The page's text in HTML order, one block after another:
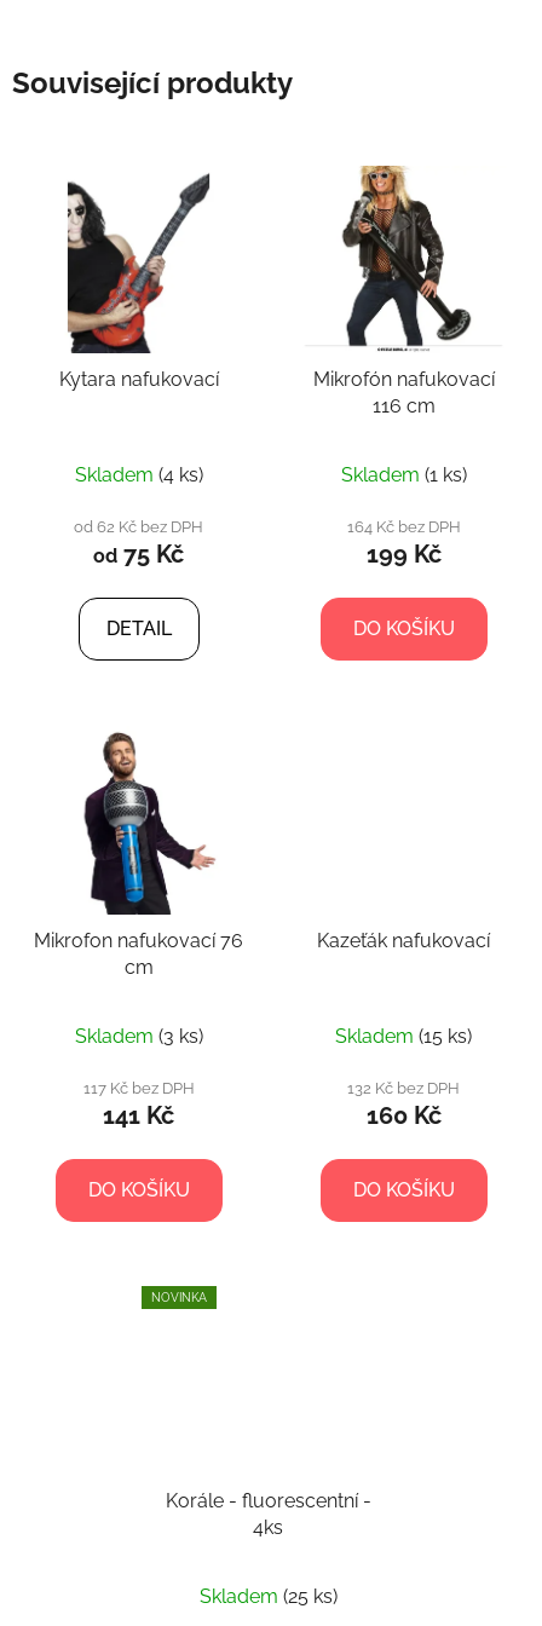
Související produkty
Kytara nafukovací
Skladem (4 ks)
od 62 Kč bez DPH
od 75 Kč
DETAIL
Mikrofón nafukovací
116 cm
Skladem (1 ks)
164 Kč bez DPH
199 Kč
DO KOŠÍKU
Mikrofon nafukovací 76
cm
Skladem (3 ks)
117 Kč bez DPH
141 Kč
DO KOŠÍKU
Kazeťák nafukovací
Skladem (15 ks)
132 Kč bez DPH
160 Kč
DO KOŠÍKU
NOVINKA
Korále - fluorescentní -
4ks
Skladem (25 ks)